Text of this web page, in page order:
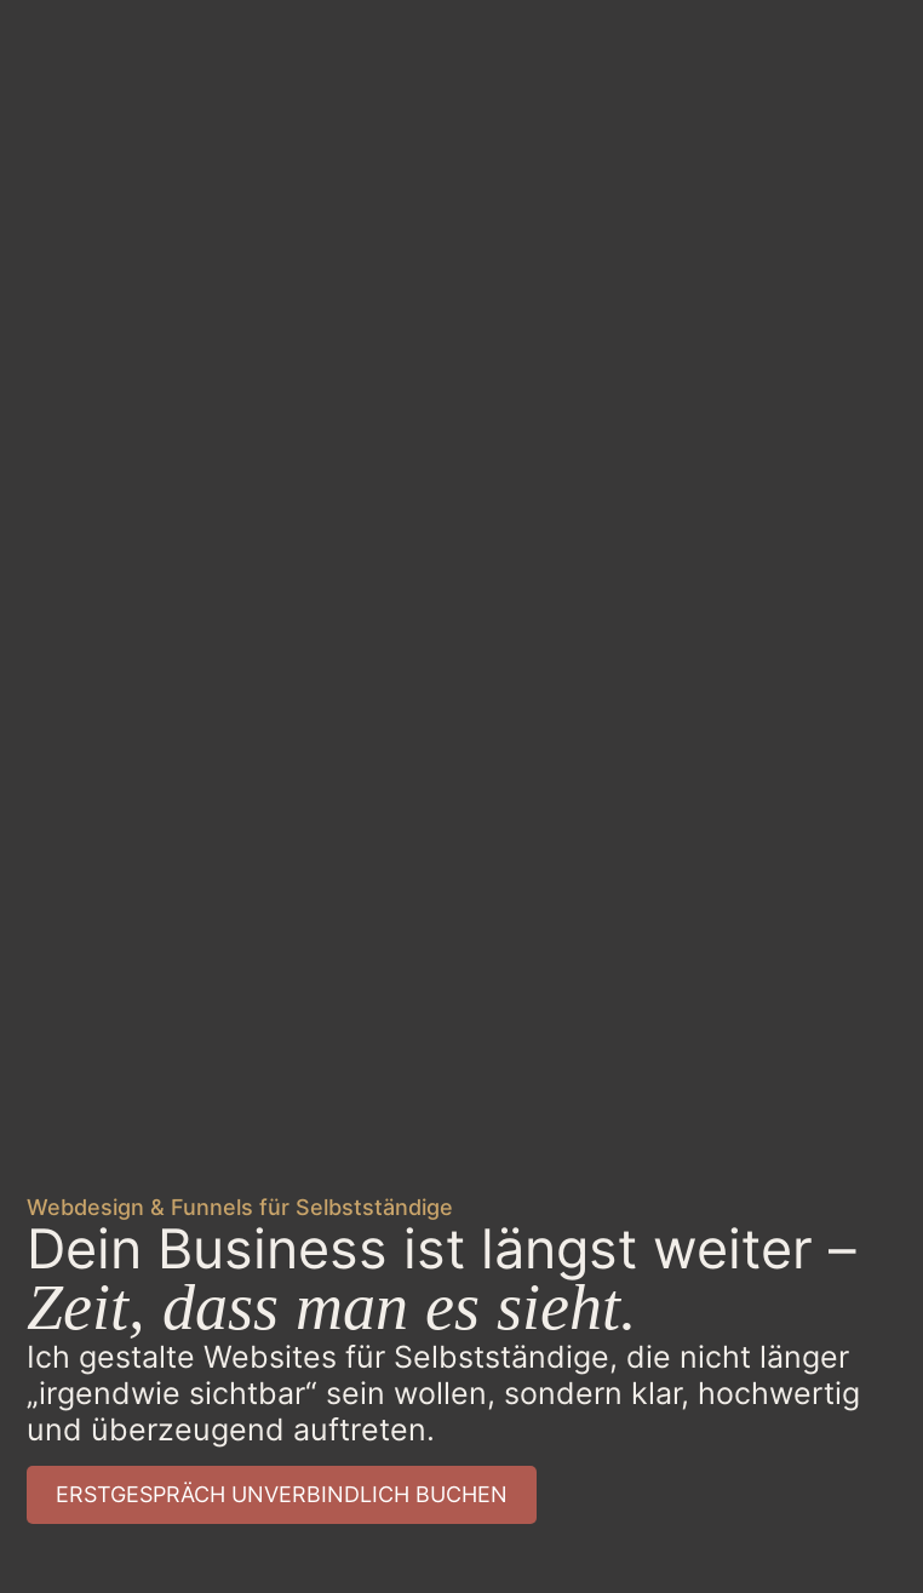
Webdesign & Funnels für Selbstständige
Dein Business ist längst weiter –
Zeit, dass man es sieht.
Ich gestalte Websites für Selbstständige, die nicht länger
„irgendwie sichtbar“ sein wollen, sondern klar, hochwertig
und überzeugend auftreten.
ERSTGESPRÄCH UNVERBINDLICH BUCHEN